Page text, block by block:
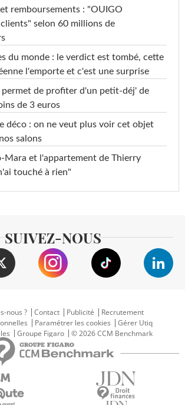
remboursements : "OUIGO
selon 60 millions de
du monde : le verdict est tombé, cette
l'emporte et c'est une surprise
permet de profiter d'un petit-déj' de
de 3 euros
déco : on ne veut plus voir cet objet
salons
Mara et l'appartement de Thierry
touché à rien"
SUIVEZ-NOUS
nous ?
Contact Publicité
Recrutement
Paramétrer les cookies
Gérer Utiq
Groupe Figaro © 2026 CCM Benchmark